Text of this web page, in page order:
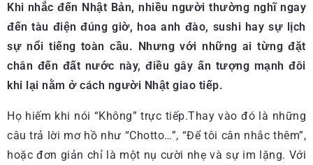
Khi nhắc đến Nhật Bản, nhiều người thường nghĩ ngay
đến tàu điện đúng giờ, hoa anh đào, sushi hay sự lịch
sự nổi tiếng toàn cầu. Nhưng với những ai từng đặt
chân đến đất nước này, điều gây ấn tượng mạnh đôi
khi lại nằm ở cách người Nhật giao tiếp.
Họ hiếm khi nói “Không” trực tiếp.Thay vào đó là những
câu trả lời mơ hồ như “Chotto…”, “Để tôi cân nhắc thêm”,
hoặc đơn giản chỉ là một nụ cười nhẹ và sự im lặng. Với